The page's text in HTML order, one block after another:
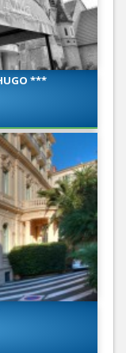
***